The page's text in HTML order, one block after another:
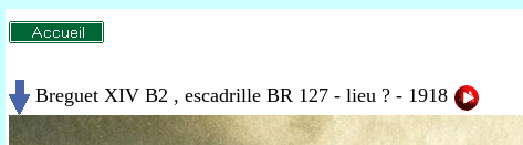
Breguet XIV B2 , escadrille BR 127 - lieu ? - 1918